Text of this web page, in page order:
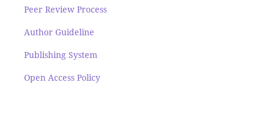
Peer Review Process
Author Guideline
Publishing System
Open Access Policy